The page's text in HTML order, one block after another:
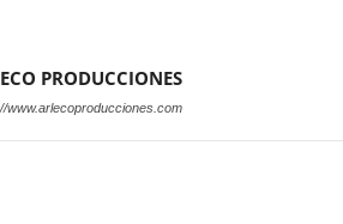
PRODUCCIONES
www.arlecoproducciones.com